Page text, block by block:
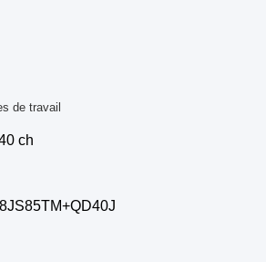
de travail
ch